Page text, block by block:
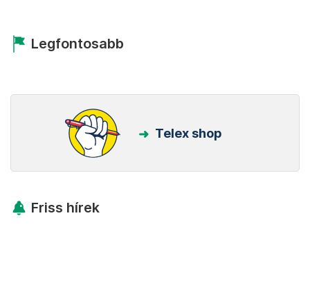
Legfontosabb
Telex shop
Friss hírek